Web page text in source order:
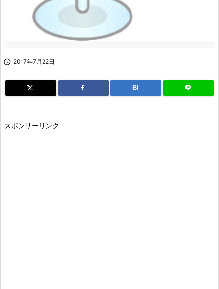
 2017年7月22日
B!
スポンサーリンク